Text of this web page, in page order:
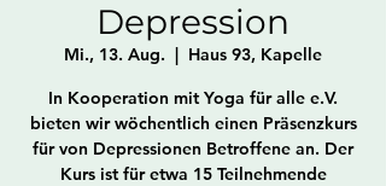
Depression
Mi., 13. Aug.
  |
Haus 93, Kapelle
In Kooperation mit Yoga für alle e.V.
bieten wir wöchentlich einen Präsenzkurs
für von Depressionen Betroffene an. Der
Kurs ist für etwa 15 Teilnehmende